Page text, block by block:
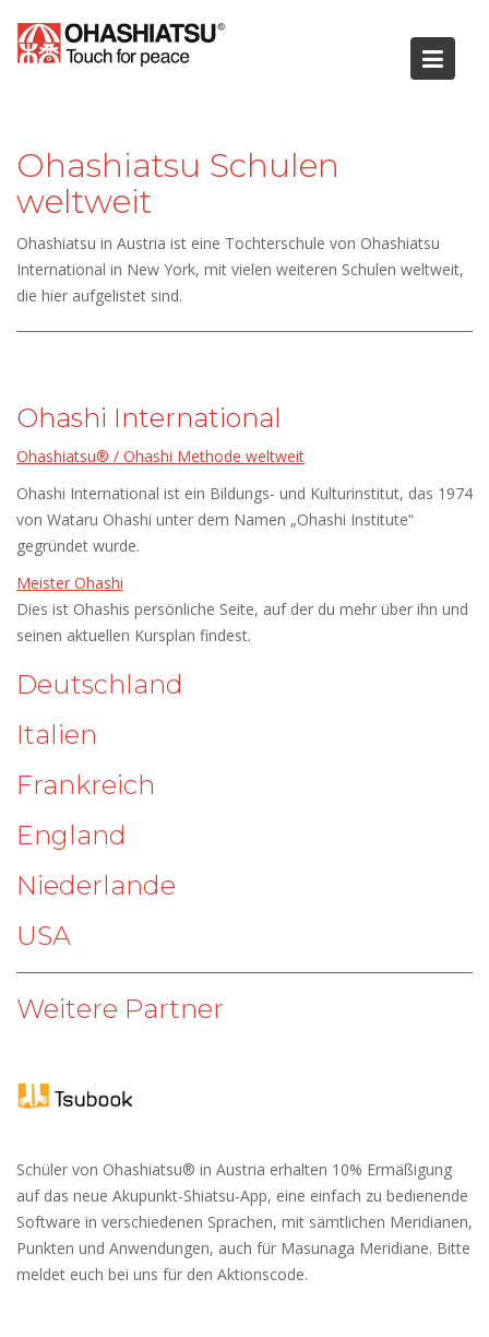
content
Ohashiatsu Schulen
weltweit
Ohashiatsu in Austria ist eine Tochterschule von Ohashiatsu
International in New York, mit vielen weiteren Schulen weltweit,
die hier aufgelistet sind.
Ohashi International
Ohashiatsu® / Ohashi Methode weltweit
Ohashi International ist ein Bildungs- und Kulturinstitut, das 1974
von Wataru Ohashi unter dem Namen „Ohashi Institute“
gegründet wurde.
Meister Ohashi
Dies ist Ohashis persönliche Seite, auf der du mehr über ihn und
seinen aktuellen Kursplan findest.
Deutschland
Italien
Frankreich
England
Niederlande
USA
Weitere Partner
Schüler von Ohashiatsu® in Austria erhalten 10% Ermäßigung
auf das neue Akupunkt-Shiatsu-App, eine einfach zu bedienende
Software in verschiedenen Sprachen, mit sämtlichen Meridianen,
Punkten und Anwendungen, auch für Masunaga Meridiane. Bitte
meldet euch bei uns für den Aktionscode.